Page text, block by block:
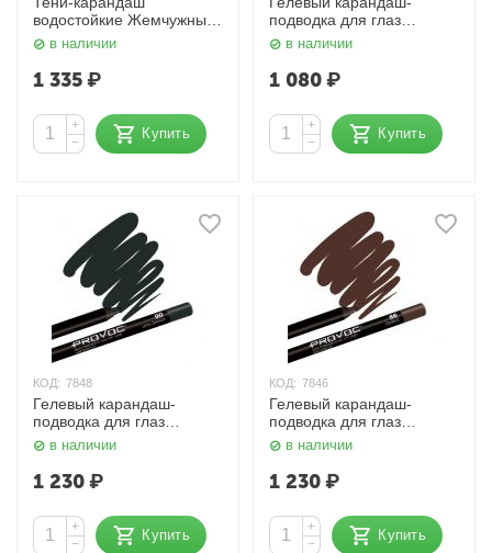
водостойкие Жемчужный,
шиммер Provoc
в наличии
1 335₽
+
−
Купить
подводка для глаз
Шиммер, оливковый
Provoc
в наличии
1 080₽
+
−
Купить
КОД: 7848
Гелевый карандаш-
подводка для глаз
Матовый, черный Provoc
в наличии
1 230₽
+
−
Купить
КОД: 7846
Гелевый карандаш-
подводка для глаз
Матовый, шоколадный
Provoc
в наличии
1 230₽
+
−
Купить